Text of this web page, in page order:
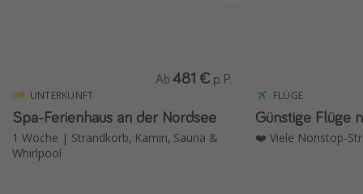
UNTERKUNFT
Spa-Ferienhaus an der Nordsee
1 Woche | Strandkorb, Kamin, Sauna &
Whirlpool
Ab 481 € p. P.
FLÜGE
Günstige
❤️ Viele Nonstop-